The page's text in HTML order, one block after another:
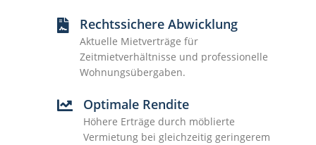
Rechtssichere Abwicklung
Aktuelle Mietverträge für
Zeitmietverhältnisse und professionelle
Wohnungsübergaben.
Optimale Rendite
Höhere Erträge durch möblierte
Vermietung bei gleichzeitig geringerem